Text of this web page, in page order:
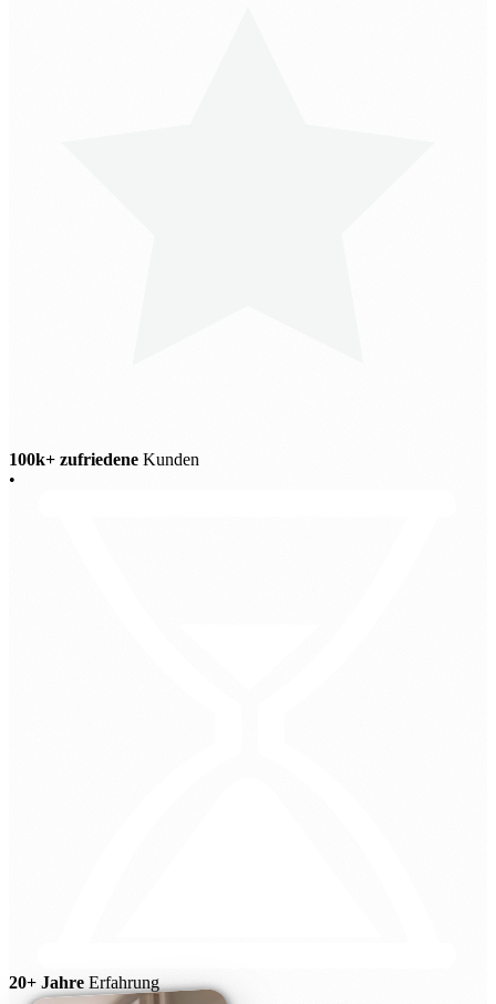
100k+ zufriedene Kunden
•
20+ Jahre Erfahrung